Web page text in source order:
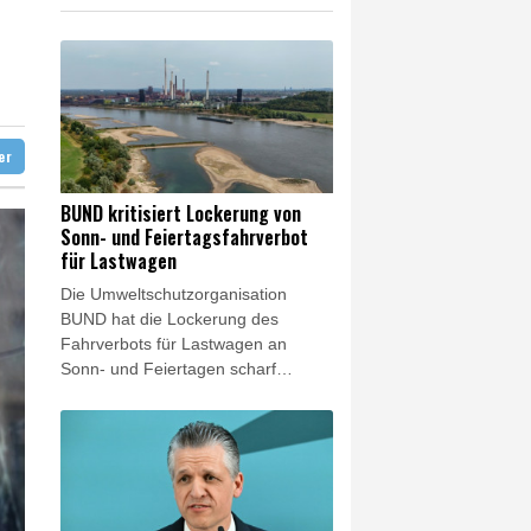
BUND kritisiert Lockerung von
Sonn- und Feiertagsfahrverbot
für Lastwagen
Die Umweltschutzorganisation
BUND hat die Lockerung des
Fahrverbots für Lastwagen an
Sonn- und Feiertagen scharf
wegen des Niedrigwassers in
Flüssen "den Schiffstransport jetzt
durch hunderte oder tausende Lkw-
Fahrten zu ersetzen", sagte der
Verbandsvorsitzende Olaf Bandt der